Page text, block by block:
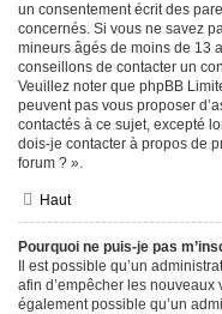
un consentement écrit des
concernés. Si vous ne savez
mineurs âgés de moins de 13
conseillons de contacter un
Veuillez noter que phpBB
peuvent pas vous proposer
contactés à ce sujet, excepté
dois-je contacter à propos de
forum ? ».
Haut
Pourquoi ne puis-je pas
Il est possible qu’un
afin d’empêcher les nouveaux
également possible qu’un